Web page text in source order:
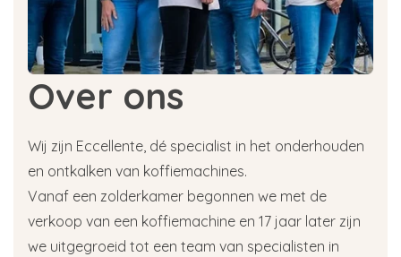
Over ons
Wij zijn Eccellente, dé specialist in het onderhouden
en ontkalken van koffiemachines.
Vanaf een zolderkamer begonnen we met de
verkoop van een koffiemachine en 17 jaar later zijn
we uitgegroeid tot een team van specialisten in